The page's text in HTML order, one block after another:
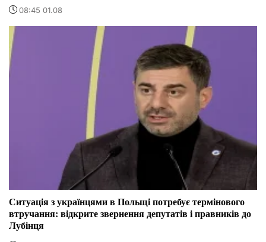
08:45 01.08
Ситуація з українцями в Польщі потребує термінового
втручання: відкрите звернення депутатів і правників до
Лубінця